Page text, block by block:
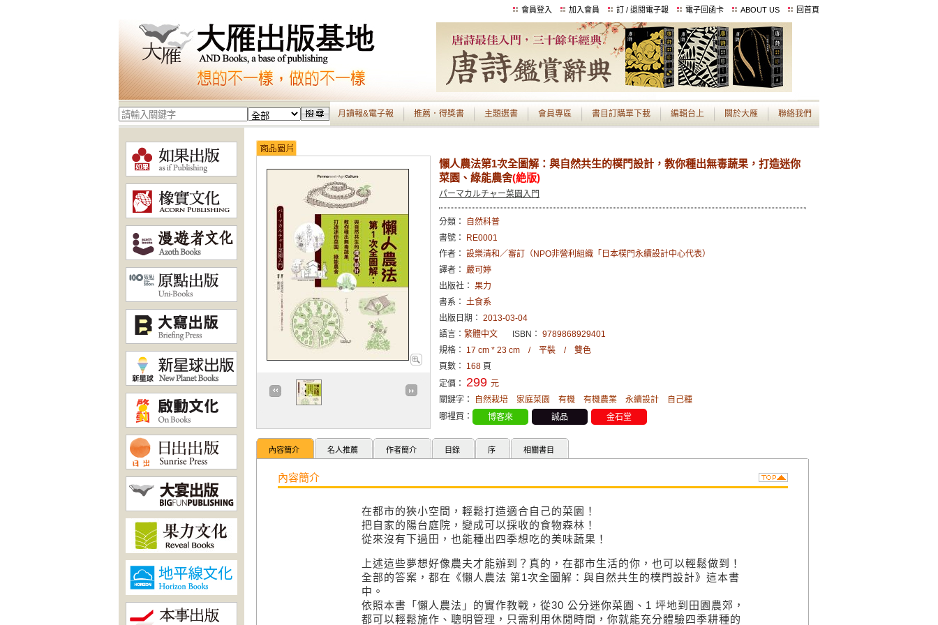
會員登入 加入會員 訂 / 退閱電子報 電子回函卡 ABOUT US 回首頁
月讀報&電子報 推薦．得獎書 主題選書 會員專區 書目訂購單下載 編輯台上 關於大雁 聯絡我們
懶人農法第1次全圖解：與自然共生的樸門設計，教你種出無毒蔬果，打造迷你
菜園、綠能農舍(絶版)
パーマカルチャー菜園入門
分類：
自然科普
書號：
RE0001
作者： 設樂清和／審訂（NPO非營利組織「日本樸門永續設計中心代表）
譯者： 嚴可婷
出版社： 果力
書系： 土食系
出版日期： 2013-03-04
語言： 繁體中文 ISBN： 9789868929401
規格： 17 cm * 23 cm / 平裝 / 雙色
頁數： 168 頁
定價： 299 元
關鍵字：
自然栽培 家庭菜園 有機 有機農業 永續設計
自己種
哪裡買：
博客來 誠品 金石堂
內容簡介 名人推薦 作者簡介 目錄 序 相關書目
內容簡介
在都市的狹小空間，輕鬆打造適合自己的菜園！
把自家的陽台庭院，變成可以採收的食物森林！
從來沒有下過田，也能種出四季想吃的美味蔬果！
上述這些夢想好像農夫才能辦到？真的，在都市生活的你，也可以輕鬆做到！
全部的答案，都在《懶人農法 第1次全圖解：與自然共生的樸門設計》這本書
中。
依照本書「懶人農法」的實作教戰，從30 公分迷你菜園、1 坪地到田園農郊，
都可以輕鬆施作、聰明管理，只需利用休閒時間，你就能充分體驗四季耕種的